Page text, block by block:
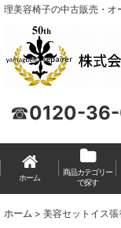
理美容椅子の中古販売・
☎0120-
ホーム
商品カテゴリー
で探す
ホーム > 美容セットイス